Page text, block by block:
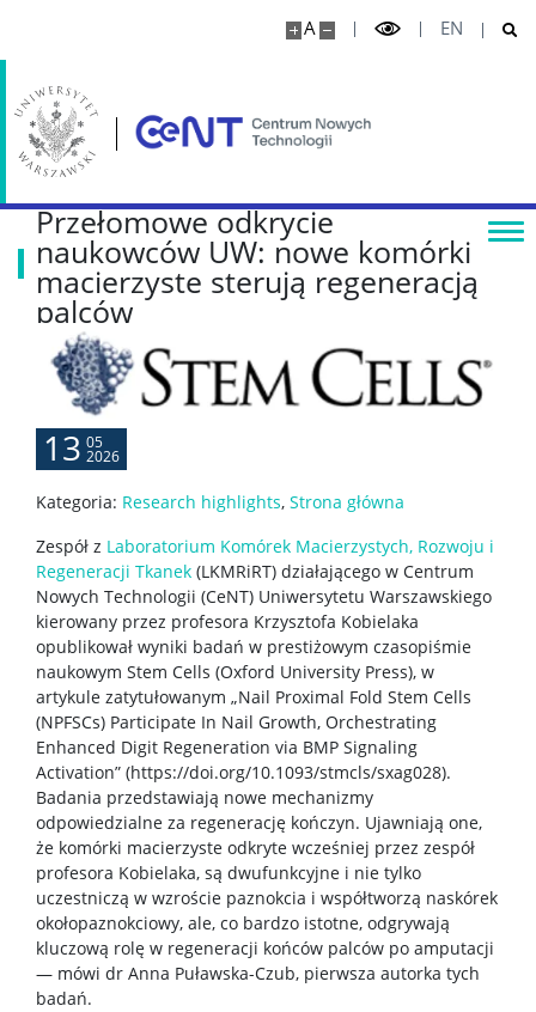
A EN
Przełomowe odkrycie
naukowców UW: nowe komórki
macierzyste sterują regeneracją
palców
13 05
2026
Kategoria: Research highlights, Strona główna
Zespół z Laboratorium Komórek Macierzystych, Rozwoju i
Regeneracji Tkanek (LKMRiRT) działającego w Centrum
Nowych Technologii (CeNT) Uniwersytetu Warszawskiego
kierowany przez profesora Krzysztofa Kobielaka
opublikował wyniki badań w prestiżowym czasopiśmie
naukowym Stem Cells (Oxford University Press), w
artykule zatytułowanym „Nail Proximal Fold Stem Cells
(NPFSCs) Participate In Nail Growth, Orchestrating
Enhanced Digit Regeneration via BMP Signaling
Activation” (https://doi.org/10.1093/stmcls/sxag028).
Badania przedstawiają nowe mechanizmy
odpowiedzialne za regenerację kończyn. Ujawniają one,
że komórki macierzyste odkryte wcześniej przez zespół
profesora Kobielaka, są dwufunkcyjne i nie tylko
uczestniczą w wzroście paznokcia i współtworzą naskórek
okołopaznokciowy, ale, co bardzo istotne, odgrywają
kluczową rolę w regeneracji końców palców po amputacji
— mówi dr Anna Puławska-Czub, pierwsza autorka tych
badań.